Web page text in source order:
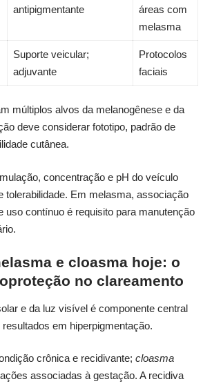
antipigmentante
áreas com
melasma
Suporte veicular;
adjuvante
Protocolos
faciais
múltiplos alvos da melanogênese e da
deve considerar fototipo, padrão de
cutânea.
concentração e pH do veículo
tolerabilidade. Em melasma, associação
uso contínuo é requisito para manutenção
e cloasma hoje: o
no clareamento
e da luz visível é componente central
em hiperpigmentação.
crônica e recidivante; cloasma
associadas à gestação. A recidiva